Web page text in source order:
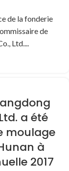
de la fonderie
de
Ltd....
a été
moulage
à
2017